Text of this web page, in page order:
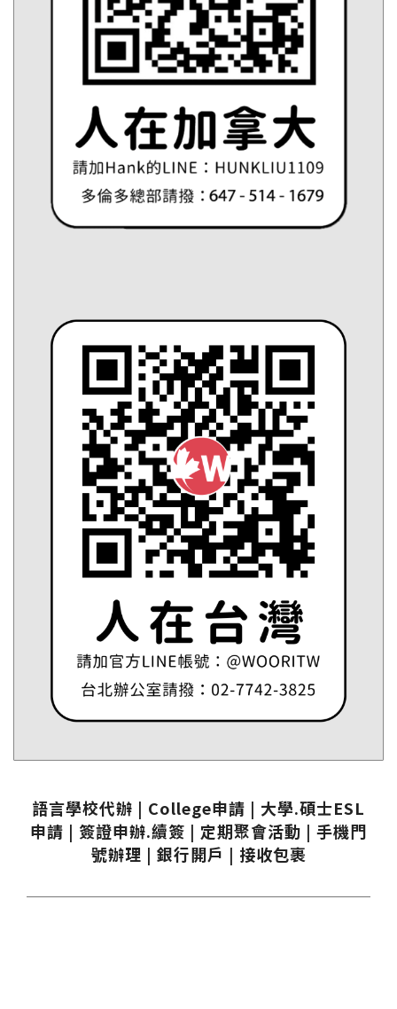
語言學校代辦 | College申請 | 大學.碩士ESL
申請 | 簽證申辦.續簽 | 定期聚會活動 | 手機門
號辦理 | 銀行開戶 | 接收包裹